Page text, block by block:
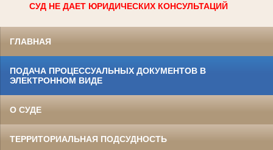
СУД НЕ ДАЕТ ЮРИДИЧЕСКИХ КОНСУЛЬТАЦИЙ
ГЛАВНАЯ
ПОДАЧА ПРОЦЕССУАЛЬНЫХ ДОКУМЕНТОВ В
ЭЛЕКТРОННОМ ВИДЕ
О СУДЕ
ТЕРРИТОРИАЛЬНАЯ ПОДСУДНОСТЬ